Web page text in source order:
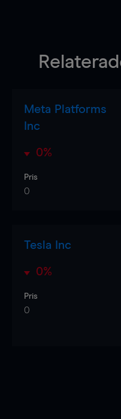
Meta Platforms
Inc
0%
Pris
0
Tesla Inc
0%
Pris
0